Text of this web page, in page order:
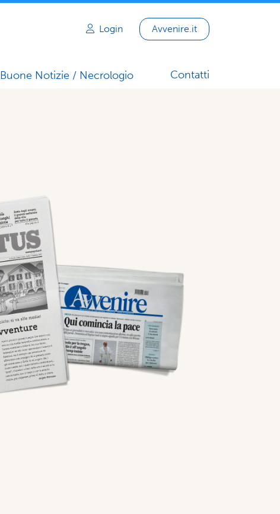
Login Avvenire.it
Buone Notizie / Necrologio Contatti